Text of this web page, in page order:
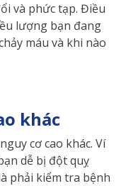
và phức tạp. Điều
lượng bạn đang
máu và khi nào
khác
cơ cao khác. Ví
dễ bị đột quỵ
phải kiểm tra bệnh